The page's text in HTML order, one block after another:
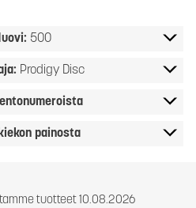
500
Prodigy Disc
painosta
tuotteet 10.08.2026